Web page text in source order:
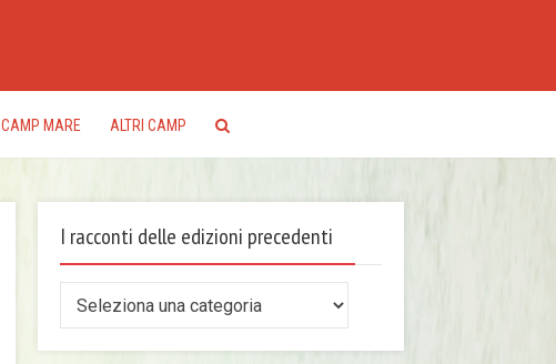
CAMP MARE ALTRI CAMP
I racconti delle edizioni precedenti
delle